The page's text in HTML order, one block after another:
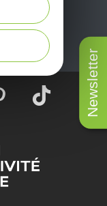
Newsletter